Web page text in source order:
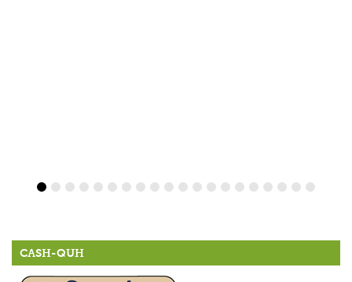
CASH-QUH